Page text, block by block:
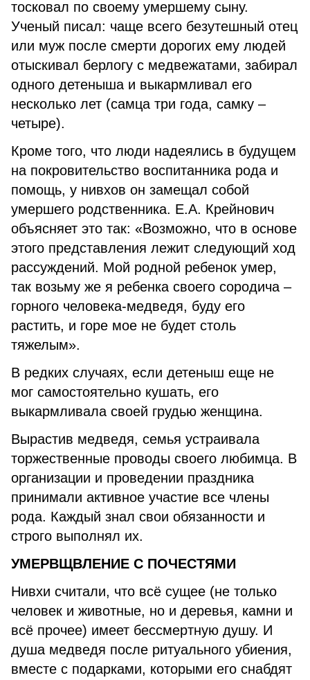
тосковал по своему умершему сыну.
Ученый писал: чаще всего безутешный отец
или муж после смерти дорогих ему людей
отыскивал берлогу с медвежатами, забирал
одного детеныша и выкармливал его
несколько лет (самца три года, самку –
четыре).
Кроме того, что люди надеялись в будущем
на покровительство воспитанника рода и
помощь, у нивхов он замещал собой
умершего родственника. Е.А. Крейнович
объясняет это так: «Возможно, что в основе
этого представления лежит следующий ход
рассуждений. Мой родной ребенок умер,
так возьму же я ребенка своего сородича –
горного человека-медведя, буду его
растить, и горе мое не будет столь
тяжелым».
В редких случаях, если детеныш еще не
мог самостоятельно кушать, его
выкармливала своей грудью женщина.
Вырастив медведя, семья устраивала
торжественные проводы своего любимца. В
организации и проведении праздника
принимали активное участие все члены
рода. Каждый знал свои обязанности и
строго выполнял их.
УМЕРВЩВЛЕНИЕ С ПОЧЕСТЯМИ
Нивхи считали, что всё сущее (не только
человек и животные, но и деревья, камни и
всё прочее) имеет бессмертную душу. И
душа медведя после ритуального убиения,
вместе с подарками, которыми его снабдят